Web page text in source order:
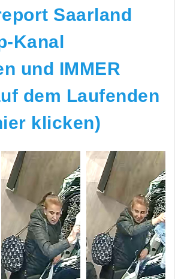
Saarland
Kanal
und IMMER
dem Laufenden
klicken)